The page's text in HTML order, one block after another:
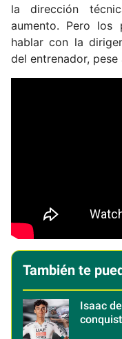
la dirección
aumento. Pero los
hablar con la
del entrenador,
También te
Isaac